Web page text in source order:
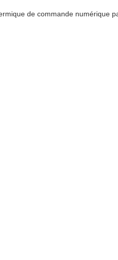
de commande numérique